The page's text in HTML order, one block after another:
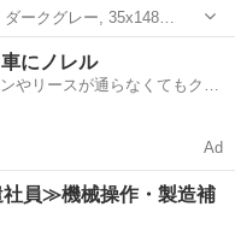
, ダークグレー, 35x148…
具
にノレル
やリースが通らなくてもクル
Ad
員≫機械操作・製造補